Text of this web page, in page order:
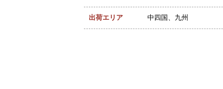
出荷エリア 中四国、九州